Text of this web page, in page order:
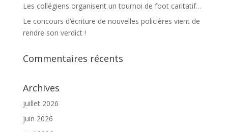
Les collégiens organisent un tournoi de foot caritatif…
Le concours d’écriture de nouvelles policières vient de
rendre son verdict !
Commentaires récents
Archives
juillet 2026
juin 2026